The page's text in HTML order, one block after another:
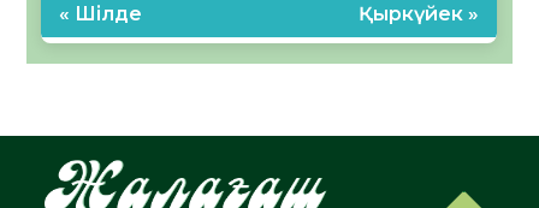
« Шілде Қыркүйек »